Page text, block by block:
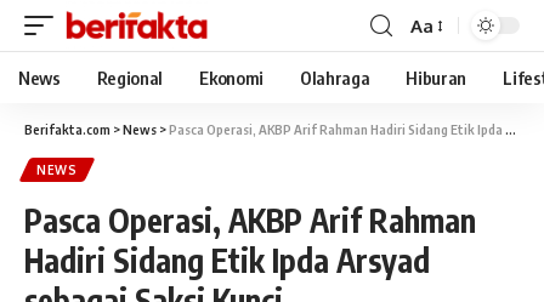
Aa
News Regional Ekonomi Olahraga Hiburan
Berifakta.com >News >Pasca Operasi, AKBP Arif Rahman Hadiri Sidang Etik Ipda Arsyad sebagai Saksi Kunci
NEWS
Pasca Operasi, AKBP Arif Rahman
Hadiri Sidang Etik Ipda Arsyad